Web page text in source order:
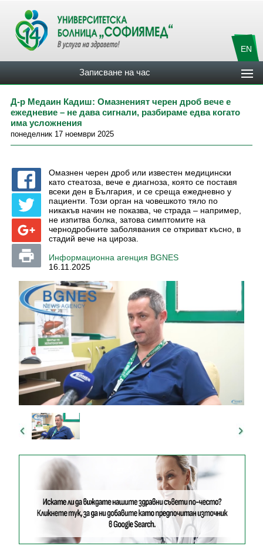
EN
Записване на час
Д-р Медаин Кадиш: Омазненият черен дроб вече е
ежедневие – не дава сигнали, разбираме едва когато
има усложнения
понеделник 17 ноември 2025
Омазнен черен дроб или известен медицински
като стеатоза, вече е диагноза, която се поставя
всеки ден в България, и се среща ежедневно у
пациенти. Този орган на човешкото тяло по
никакъв начин не показва, че страда – например,
не изпитва болка, затова симптомите на
чернодробните заболявания се откриват късно, в
стадий вече на цироза.
Информационна агенция BGNES
16.11.2025